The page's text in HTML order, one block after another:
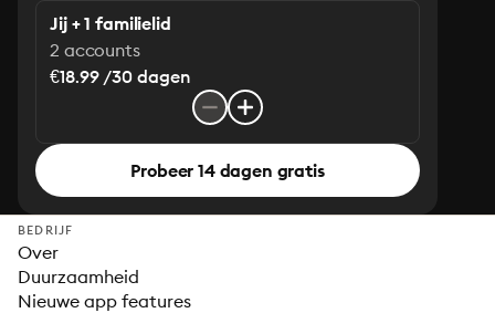
Jij + 1 familielid
2 accounts
€18.99 /30 dagen
Probeer 14 dagen gratis
BEDRIJF
Over
Duurzaamheid
Nieuwe app features